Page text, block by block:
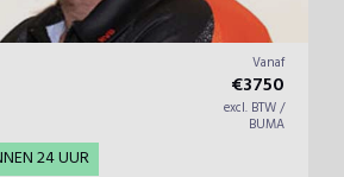
24 UUR
Vanaf
€3750
excl. BTW /
BUMA